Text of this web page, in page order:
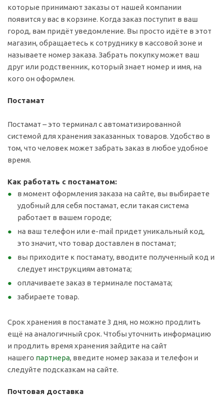
которые принимают заказы от нашей компании
появится у вас в корзине. Когда заказ поступит в ваш
город, вам придёт уведомление. Вы просто идёте в этот
магазин, обращаетесь к сотруднику в кассовой зоне и
называете номер заказа. Забрать покупку может ваш
друг или родственник, который знает номер и имя, на
кого он оформлен.
Постамат
Постамат – это терминал с автоматизированной
системой для хранения заказанных товаров. Удобство в
том, что человек может забрать заказ в любое удобное
время.
Как работать с постаматом:
в момент оформления заказа на сайте, вы выбираете
удобный для себя постамат, если такая система
работает в вашем городе;
на ваш телефон или e-mail придет уникальный код,
это значит, что товар доставлен в постамат;
вы приходите к постамату, вводите полученный код и
следует инструкциям автомата;
оплачиваете заказ в терминале постамата;
забираете товар.
Срок хранения в постамате 3 дня, но можно продлить
ещё на аналогичный срок. Чтобы уточнить информацию
и продлить время хранения зайдите на сайт
нашего партнера, введите номер заказа и телефон и
следуйте подсказкам на сайте.
Почтовая доставка